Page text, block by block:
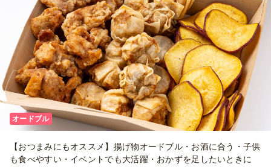
オードブル
【おつまみにもオススメ】揚げ物オードブル・お酒に合う・子供
も食べやすい・イベントでも大活躍・おかずを足したいときに